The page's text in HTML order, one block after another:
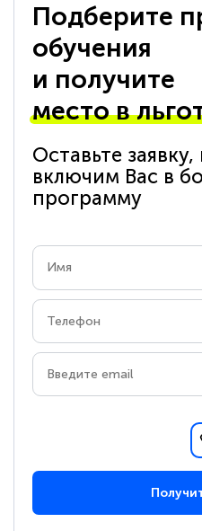
Подберите
обучения
и получите
место в
Оставьте
включим Вас в
программу